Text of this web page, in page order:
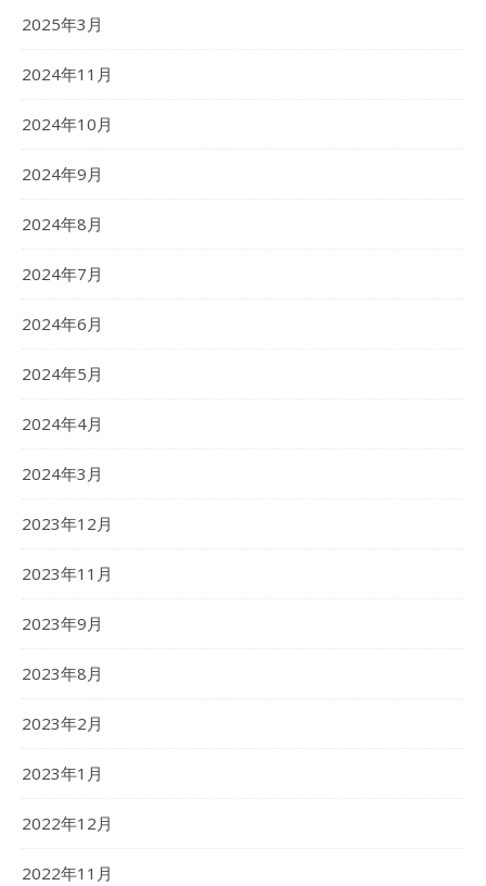
2025年3月
2024年11月
2024年10月
2024年9月
2024年8月
2024年7月
2024年6月
2024年5月
2024年4月
2024年3月
2023年12月
2023年11月
2023年9月
2023年8月
2023年2月
2023年1月
2022年12月
2022年11月